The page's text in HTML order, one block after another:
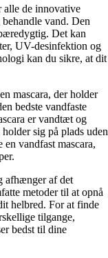
alle de innovative
vand. Den
Det kan
UV-desinfektion og
kan du sikre, at dit
mascara, der holder
bedste vandfaste
er vandtæt og
sig på plads uden
vandfast mascara,
afhænger af det
metoder til at opnå
helbred. For at finde
tilgange,
bedst til dine